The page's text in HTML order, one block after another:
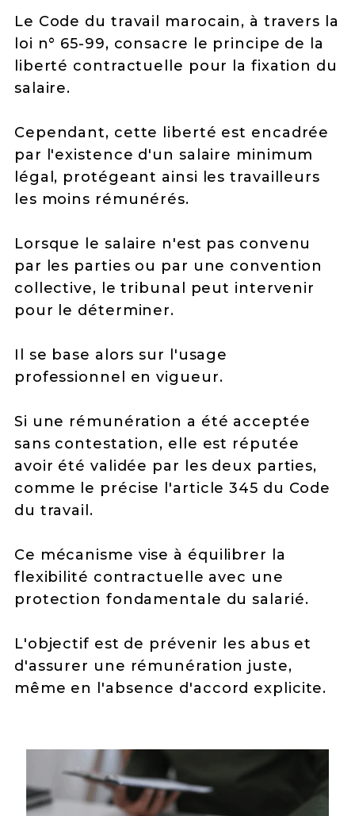
Le Code du travail marocain, à travers la
loi n° 65-99, consacre le principe de la
liberté contractuelle pour la fixation du
salaire.
Cependant, cette liberté est encadrée
par l'existence d'un salaire minimum
légal, protégeant ainsi les travailleurs
les moins rémunérés.
Lorsque le salaire n'est pas convenu
par les parties ou par une convention
collective, le tribunal peut intervenir
pour le déterminer.
Il se base alors sur l'usage
professionnel en vigueur.
Si une rémunération a été acceptée
sans contestation, elle est réputée
avoir été validée par les deux parties,
comme le précise l'article 345 du Code
du travail.
Ce mécanisme vise à équilibrer la
flexibilité contractuelle avec une
protection fondamentale du salarié.
L'objectif est de prévenir les abus et
d'assurer une rémunération juste,
même en l'absence d'accord explicite.